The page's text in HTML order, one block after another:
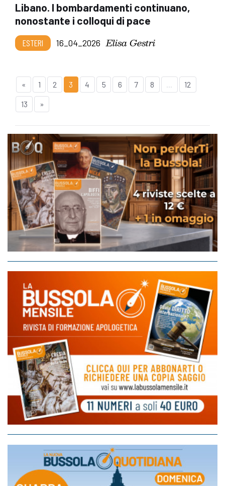
Libano. I bombardamenti continuano,
nonostante i colloqui di pace
ESTERI 16_04_2026 Elisa Gestri
« 1 2 3 4 5 6 7 8 ... 12
13 »